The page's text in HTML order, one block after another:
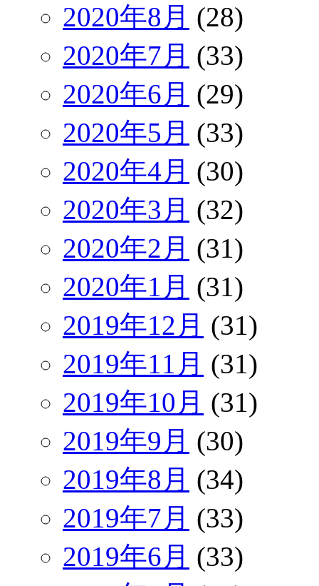
2020年8月 (28)
2020年7月 (33)
2020年6月 (29)
2020年5月 (33)
2020年4月 (30)
2020年3月 (32)
2020年2月 (31)
2020年1月 (31)
2019年12月 (31)
2019年11月 (31)
2019年10月 (31)
2019年9月 (30)
2019年8月 (34)
2019年7月 (33)
2019年6月 (33)